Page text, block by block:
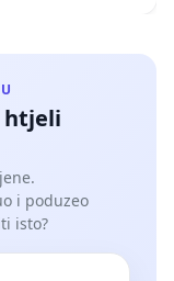
htjeli
i poduzeo
isto?